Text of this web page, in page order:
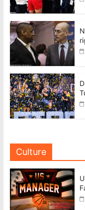
Culture